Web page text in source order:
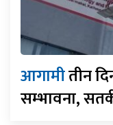
आगामीतीन
सम्भावना,